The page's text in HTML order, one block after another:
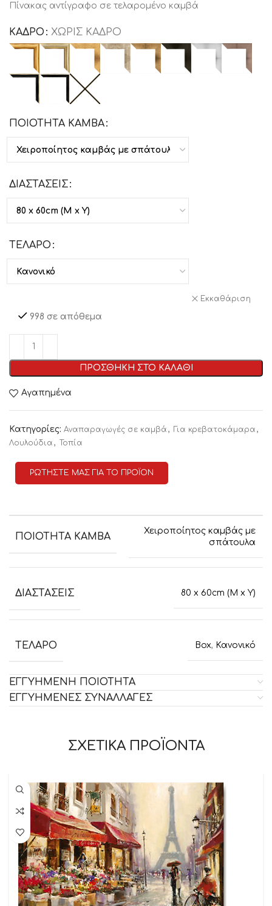
Πίνακας αντίγραφο σε τελαρομένο καμβά
ΚΑΔΡΟ ΧΩΡΙΣ ΚΑΔΡΟ
ΠΟΙΟΤΗΤΑ ΚΑΜΒΑ
ΔΙΑΣΤΑΣΕΙΣ
ΤΕΛΑΡΟ
Εκκαθάριση
998 σε απόθεμα
ΠΡΟΣΘΗΚΗ ΣΤΟ ΚΑΛΑΘΙ
Αγαπημένα
Κατηγορίες: Αναπαραγωγές σε καμβά , Για κρεβατοκάμαρα ,
Λουλούδια , Τοπία
ΡΩΤΗΣΤΕ ΜΑΣ ΓΙΑ ΤΟ ΠΡΟΪΟΝ
ΠΟΙΟΤΗΤΑ ΚΑΜΒΑ
Χειροποίητος καμβάς με
σπάτουλα
ΔΙΑΣΤΑΣΕΙΣ 80 x 60cm (M x Y)
ΤΕΛΑΡΟ Box, Κανονικό
ΕΓΓΥΗΜΕΝΗ ΠΟΙΟΤΗΤΑ
ΕΓΓΥΗΜΕΝΕΣ ΣΥΝΑΛΛΑΓΕΣ
ΣΧΕΤΙΚΑ ΠΡΟΪΟΝΤΑ